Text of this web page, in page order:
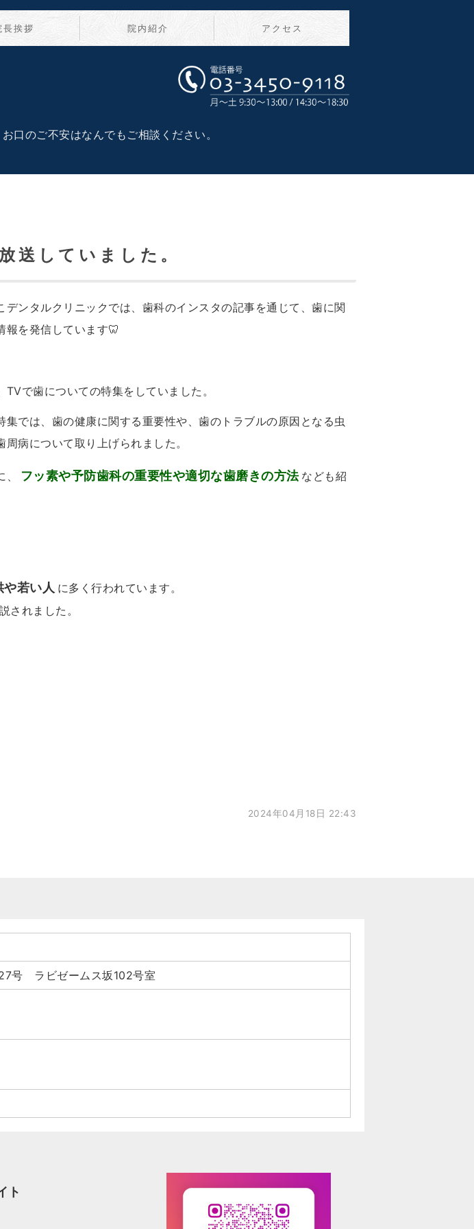
デンタルクリニック｜青物横丁 地域密着の歯医者
口のご不安はなんでもご相談ください。
長挨拶 院内紹介 アクセス
送していました。
デンタルクリニックでは、歯科のインスタの記事を通じて、歯に関
報を発信しています🦷
TVで歯についての特集をしていました。
集では、歯の健康に関する重要性や、歯のトラブルの原因となる虫
周病について取り上げられました。
フッ素や予防歯科の重要性や適切な歯磨きの方法 なども紹
や若い人 に多く行われています。
されました。
2024年04月18日 22:43
号 ラビゼームス坂102号室
ト